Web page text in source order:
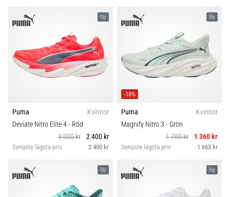
åtgärder
känt
som
iliotibialbandssyndrom
ett
mycket
hälsoproblem
löpare
drabbas
Ny
Puma
Kvinnor
Deviate Nitro Elite 4- Röd
3 000 kr
2 400 kr
Senaste lägsta pris 2 400 kr
Ny
-18%
Puma
Kvinnor
Magnify Nitro 3 - Grön
1 700 kr
1 360 kr
Senaste lägsta pris 1 663 kr
Ny Ny